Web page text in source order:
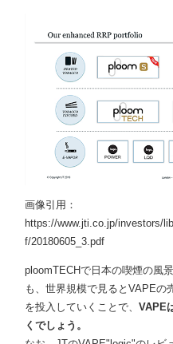
画像引用：
https://www.jti.co.jp/investors/
f/20180605_3.pdf
ploomTECHで日本の喫煙の風
も、世界規模で見るとVAPEの
を投入していくことで、 VAPE
くでしょう。